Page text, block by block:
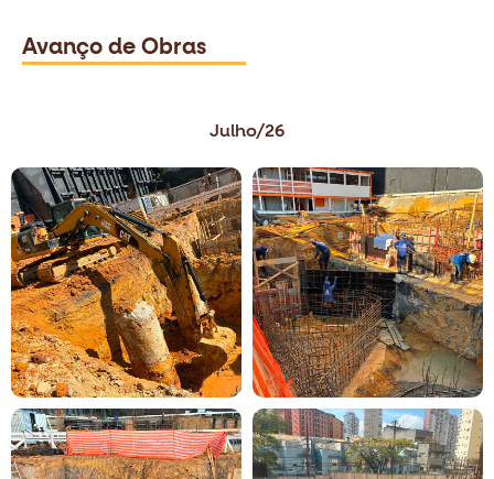
Avanço de Obras
Julho/26